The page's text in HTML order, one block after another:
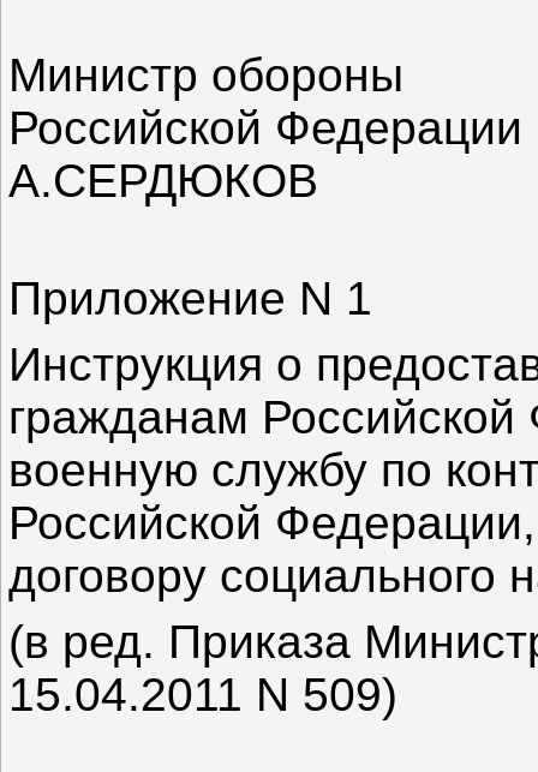
Министр обороны
Российской Федерации
А.СЕРДЮКОВ
Приложение N 1
Инструкция о
гражданам
военную службу по
Российской
договору социального
(в ред. Приказа
15.04.2011 N 509)